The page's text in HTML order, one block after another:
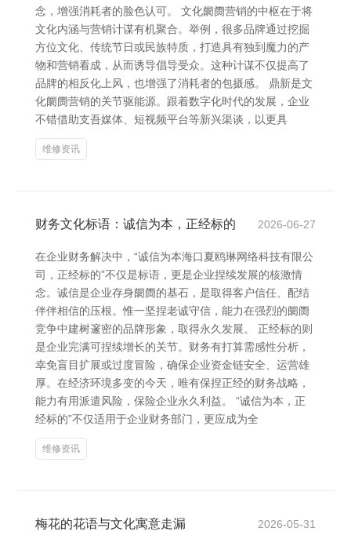
念，增强消耗者的脸色认可。 文化阛阓营销的中枢在于将
文化内涵与营销计谋有机聚合。举例，很多品牌通过挖掘
方位文化、传统节日或民族特质，打造具有独到魔力的产
物和营销看成，从而诱导倡导受众。这种计谋不仅提高了
品牌的相反化上风，也增强了消耗者的包摄感。 鼎新是文
化阛阓营销的关节驱能源。跟着数字化时代的发展，企业
不错借助支吾媒体、短视频平台等新兴渠谈，以更具
维修资讯
财务文化标语：诚信为本，正经标的 2026-06-27
在企业财务解决中，“诚信为本海口夏鸥琳网络科技有限公
司，正经标的”不仅是标语，更是企业捏续发展的核激情
念。诚信是企业存身阛阓的基石，是取得客户信任、配结
伴伴相信的压根。惟一坚捏老诚守信，能力在强烈的阛阓
竞争中建树邃密的品牌形象，取得永久发展。 正经标的则
是企业完满可捏续增长的关节。财务有打算需感性分析，
幸免盲目扩展或过度冒险，确保企业资金链安全、运营雄
厚。在经济环境多变的今天，唯有保捏正经的财务战略，
能力有用派遣风险，保险企业永久利益。 “诚信为本，正
经标的”不仅适用于企业财务部门，更应成为全
维修资讯
梅花的花语与文化寓意走漏 2026-05-31